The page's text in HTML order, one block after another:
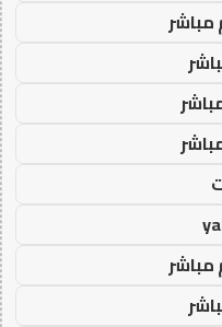
مباشر
مباشر